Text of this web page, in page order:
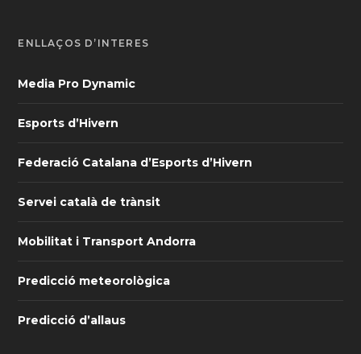
ENLLAÇOS D’INTERÈS
Media Pro Dynamic
Esports d’Hivern
Federació Catalana d’Esports d’Hivern
Servei català de trànsit
Mobilitat i Transport Andorra
Predicció meteorològica
Predicció d’allaus